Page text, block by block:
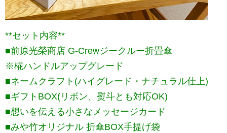
**セット内容**
■前原光榮商店 G-Crewジークルー折畳傘
※椛ハンドルアップグレード
■ネームクラフト(ハイグレード・ナチュラル仕上)
■ギフトBOX(リボン、熨斗とも対応OK)
■想いを伝える小さなメッセージカード
■みや竹オリジナル 折傘BOX手提げ袋